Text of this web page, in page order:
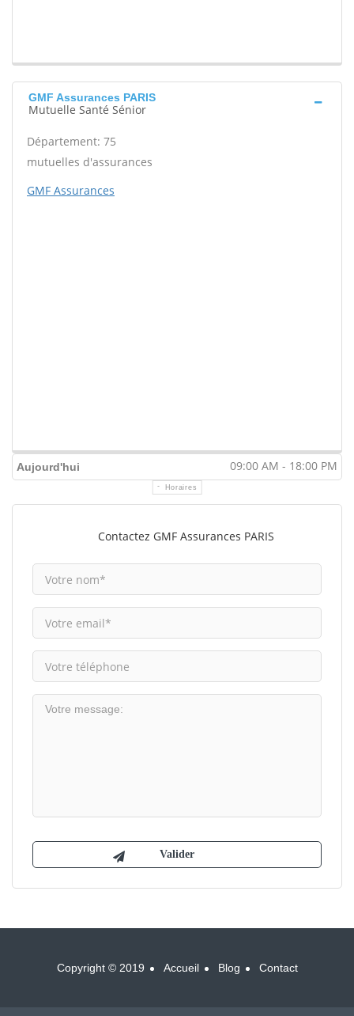
GMF Assurances PARIS
Mutuelle Santé Sénior
Département: 75
mutuelles d'assurances
GMF Assurances
Aujourd'hui 09:00 AM - 18:00 PM
Horaires
Contactez GMF Assurances PARIS
Copyright © 2019 Accueil Blog Contact